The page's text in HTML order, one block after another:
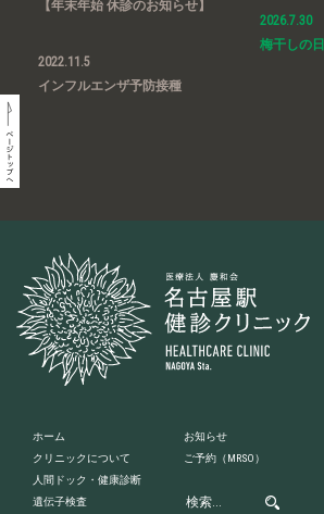
【年末年始 休診のお知らせ】
2022.11.5
インフルエンザ予防接種
2026.7.30
梅干しの日
ホーム
クリニックについて
人間ドック・健康診断
遺伝子検査
お知らせ
ご予約 （MRSO）